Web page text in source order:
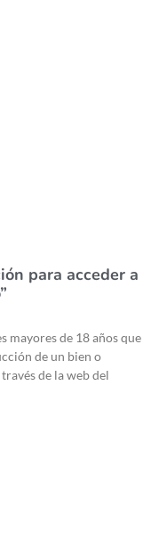
para acceder a
mayores de 18 años que
de un bien o
de la web del